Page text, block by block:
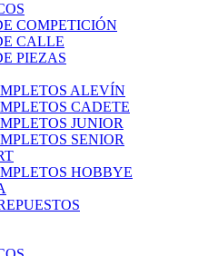
COMPETICIÓN
CALLE
PIEZAS
ALEVÍN
CADETE
JUNIOR
SENIOR
HOBBYE